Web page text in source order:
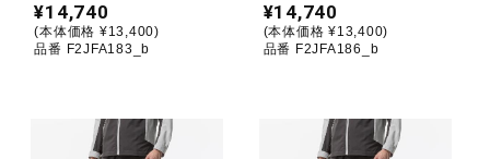
セール
その他
¥14,740
(本体価格 ¥13,400)
品番 F2JFA183_b
¥14,740
(本体価格 ¥13,400)
品番 F2JFA186_b